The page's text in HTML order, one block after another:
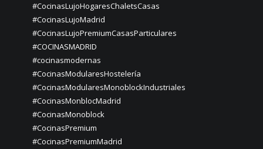
#CocinasLujoHogaresChaletsCasas
#CocinasLujoMadrid
#CocinasLujoPremiumCasasParticulares
#COCINASMADRID
#cocinasmodernas
#CocinasModularesHostelería
#CocinasModularesMonoblockIndustriales
#CocinasMonblocMadrid
#CocinasMonoblock
#CocinasPremium
#CocinasPremiumMadrid